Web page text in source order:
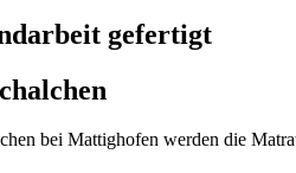
gefertigt
bei Mattighofen werden die